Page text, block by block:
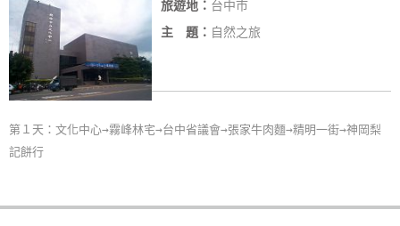
旅遊地： 台中市
主 題： 自然之旅
第１天：文化中心→霧峰林宅→台中省議會→張家牛肉麵→精明一街→神岡梨
記餅行